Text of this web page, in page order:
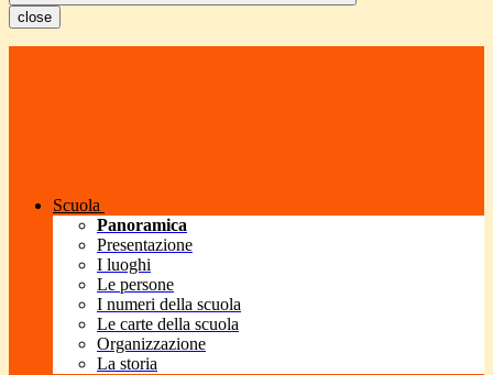
close
Scuola
Panoramica
Presentazione
I luoghi
Le persone
I numeri della scuola
Le carte della scuola
Organizzazione
La storia